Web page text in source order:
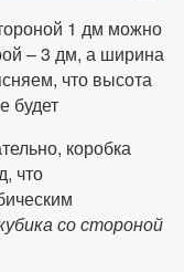
1 дм можно
– 3 дм, а ширина
что высота
будет
коробка
что
со стороной